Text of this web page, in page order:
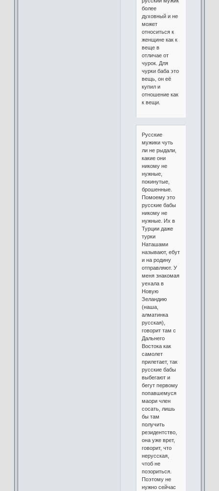
более
духовный и не
может
относиться к
женщине как к
веще в
отличае от
чурок. Для
чурки баба это
вещь, он её
купил и
отношение как
к вещи.
Русские
мужики чуть
ли не рыдали,
какие они
никому не
нужные,
покинутые,
брошенные.
Помоему это
русские бабы
никому не
нужные. Их в
Турции даже
турки
Наташами
называют, ебут
и на родину
отправляют. У
меня знакомая
уехала в
Новую
Зеландию
(наша,
алматинка
русская),
говорит там с
Дальнего
Востока как
самолет
прилетает, так
русские бабы
выбегают и
бегут первому
попавшемуся
маори член
сосать, лишь
бы там
получить
резидентство,
она уже врет,
говорит, что
нерусская,
чтоб не
позориться.
Поэтому не
нужно сейчас